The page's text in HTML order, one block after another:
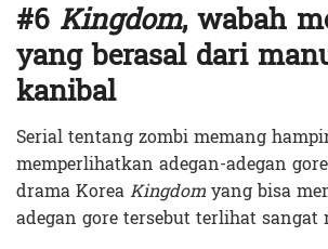
#6 Kingdom, wabah
yang berasal dari
kanibal
Serial tentang zombi memang
memperlihatkan adegan-adegan
drama KoreaKingdomyang bisa
adegan gore tersebut terlihat sangat